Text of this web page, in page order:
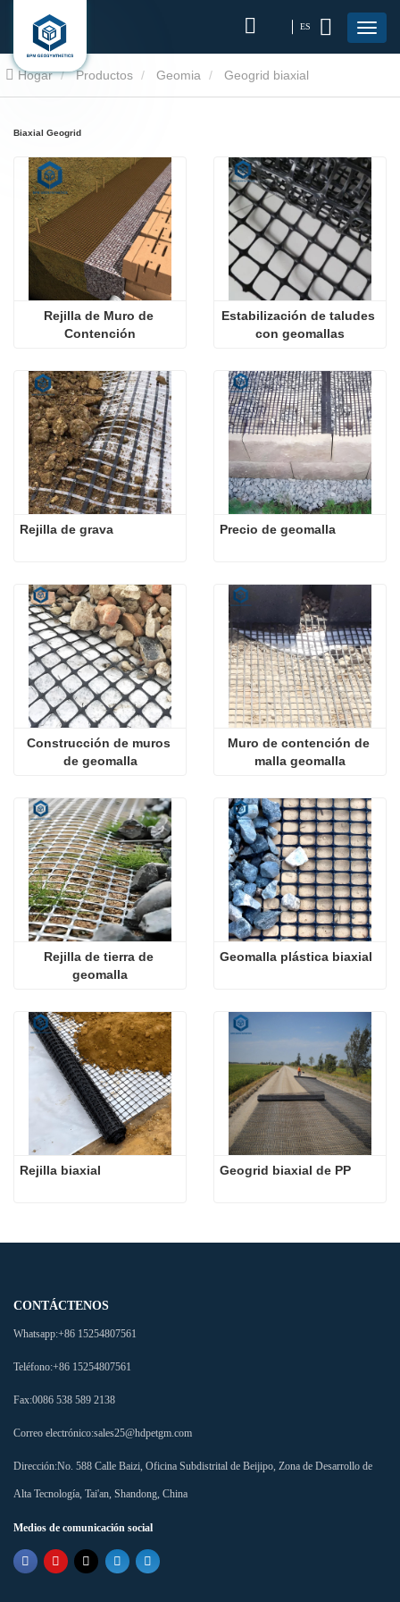
ES
Hogar Productos Geomia Geogrid biaxial
Biaxial Geogrid
Rejilla de Muro de
Contención
Estabilización de taludes
con geomallas
Rejilla de grava Precio de geomalla
Construcción de muros
de geomalla
Muro de contención de
malla geomalla
Rejilla de tierra de
geomalla
Geomalla plástica biaxial
Rejilla biaxial Geogrid biaxial de PP
CONTÁCTENOS
Whatsapp:+86 15254807561
Teléfono:+86 15254807561
Fax:0086 538 589 2138
Correo electrónico:sales25@hdpetgm.com
Dirección:No. 588 Calle Baizi, Oficina Subdistrital de Beijipo, Zona de Desarrollo de
Alta Tecnología, Tai'an, Shandong, China
Medios de comunicación social